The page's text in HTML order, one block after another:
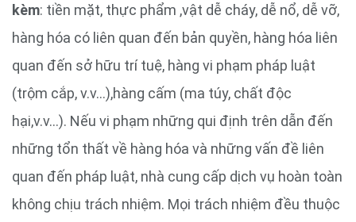
kèm: tiền mặt, thực phẩm ,vật dễ cháy, dễ nổ, dễ vỡ,
hàng hóa có liên quan đến bản quyền, hàng hóa liên
quan đến sở hữu trí tuệ, hàng vi phạm pháp luật
(trộm cắp, v.v…),hàng cấm (ma túy, chất độc
hại,v.v…). Nếu vi phạm những qui định trên dẫn đến
những tổn thất về hàng hóa và những vấn đề liên
quan đến pháp luật, nhà cung cấp dịch vụ hoàn toàn
không chịu trách nhiệm. Mọi trách nhiệm đều thuộc